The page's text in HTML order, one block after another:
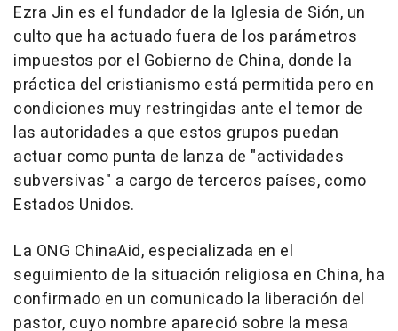
Ezra Jin es el fundador de la Iglesia de Sión, un
culto que ha actuado fuera de los parámetros
impuestos por el Gobierno de China, donde la
práctica del cristianismo está permitida pero en
condiciones muy restringidas ante el temor de
las autoridades a que estos grupos puedan
actuar como punta de lanza de "actividades
subversivas" a cargo de terceros países, como
Estados Unidos.
La ONG ChinaAid, especializada en el
seguimiento de la situación religiosa en China, ha
confirmado en un comunicado la liberación del
pastor, cuyo nombre apareció sobre la mesa